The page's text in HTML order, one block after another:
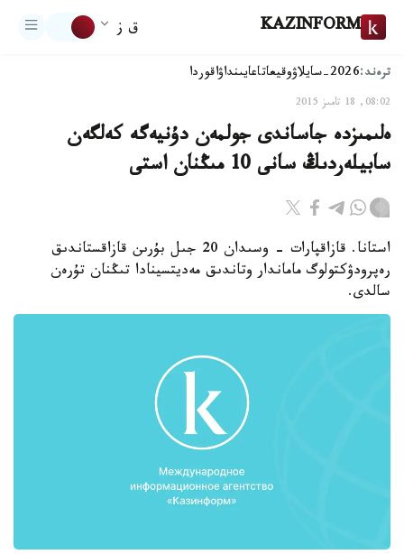
KAZINFORM ق ز
ترەند:2026-سايلاۋ وقيعاتاعايىنداۋاقوردا
08:02, 18 تامىز 2015
ەلىمىزدە جاساندى جولمەن دۇنيەگە كەلگەن
سابيلەردىڭ سانى 10 مىڭنان استى
استانا. قازاقپارات - وسىدان 20 جىل بۇرىن قازاقستاندىق
رەپرودۋكتولوگ ماماندار وتاندىق مەديتسينادا تىڭنان تۇرەن
سالدى.